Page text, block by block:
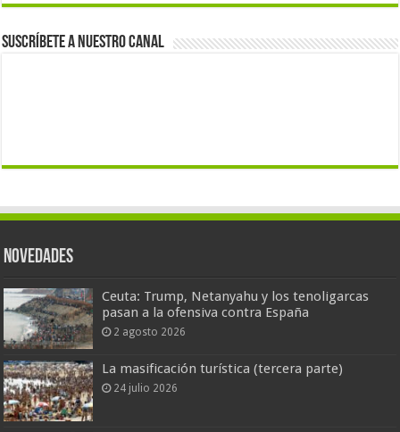
Suscríbete a nuestro canal
Novedades
Ceuta: Trump, Netanyahu y los tenoligarcas
pasan a la ofensiva contra España
2 agosto 2026
La masificación turística (tercera parte)
24 julio 2026